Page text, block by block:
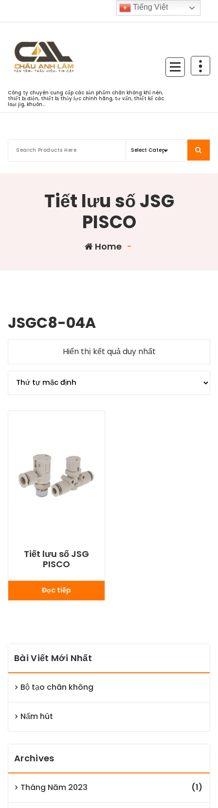
Công ty chuyên cung cấp các sản phẩm chân không khí nén,
thiết bị điện, thiết bị thủy lực chính hãng, tư vấn, thiết kế các
loại jig, khuôn...
Tiết lưu số JSG
PISCO
Home -
JSGC8-04A
Hiển thị kết quả duy nhất
Tiết lưu số JSG
PISCO
Đọc tiếp
Bài Viết Mới Nhất
Bộ tạo chân không
Nấm hút
Archives
Tháng Năm 2023 (1)
Tiếng Việt